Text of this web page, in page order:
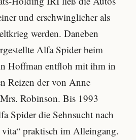
und erschwinglicher als
werden. Daneben
Alfa Spider beim
Hoffman entfloh mit ihm in
Reizen der von Anne
Robinson. Bis 1993
Spider die Sehnsucht nach
praktisch im Alleingang.